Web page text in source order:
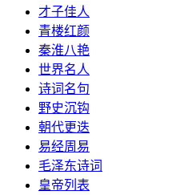
才子佳人
青楼红颜
秦淮八艳
世界名人
诗词名句
野史沉钩
朝代更迭
易经周易
毛泽东诗词
皇帝列表